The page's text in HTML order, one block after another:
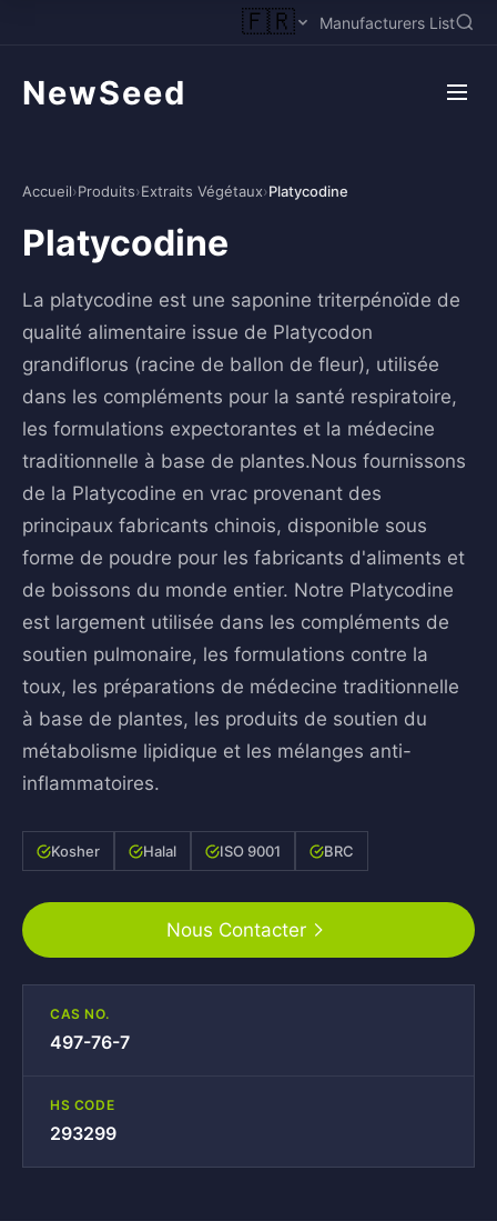
🇫🇷 Manufacturers List
NewSeed
Accueil›Produits›Extraits Végétaux›Platycodine
Platycodine
La platycodine est une saponine triterpénoïde de
qualité alimentaire issue de Platycodon
grandiflorus (racine de ballon de fleur), utilisée
dans les compléments pour la santé respiratoire,
les formulations expectorantes et la médecine
traditionnelle à base de plantes.Nous fournissons
de la Platycodine en vrac provenant des
principaux fabricants chinois, disponible sous
forme de poudre pour les fabricants d'aliments et
de boissons du monde entier. Notre Platycodine
est largement utilisée dans les compléments de
soutien pulmonaire, les formulations contre la
toux, les préparations de médecine traditionnelle
à base de plantes, les produits de soutien du
métabolisme lipidique et les mélanges anti-
inflammatoires.
Kosher Halal ISO 9001 BRC
Nous Contacter
CAS NO.
497-76-7
HS CODE
293299